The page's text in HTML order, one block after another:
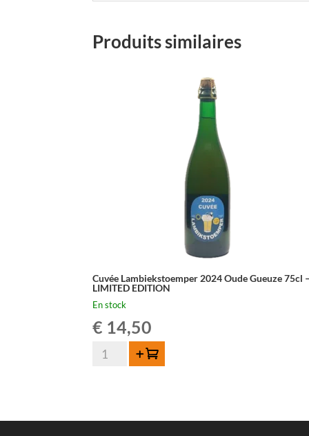
Produits similaires
Cuvée Lambiekstoemper 2024 Oude Gueuze 75cl –
LIMITED EDITION
En stock
€ 14,50
quantité
Ajouter au panier